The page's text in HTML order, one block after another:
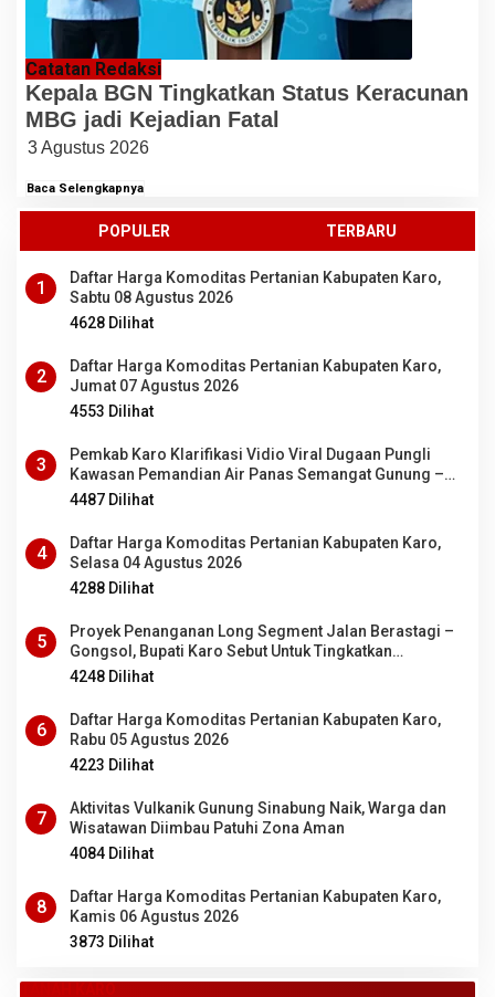
Catatan Redaksi
Kepala BGN Tingkatkan Status Keracunan
MBG jadi Kejadian Fatal
3 Agustus 2026
Baca Selengkapnya
POPULER TERBARU
1
Daftar Harga Komoditas Pertanian Kabupaten Karo,
Sabtu 08 Agustus 2026
4628 Dilihat
2
Daftar Harga Komoditas Pertanian Kabupaten Karo,
Jumat 07 Agustus 2026
4553 Dilihat
3
Pemkab Karo Klarifikasi Vidio Viral Dugaan Pungli
Kawasan Pemandian Air Panas Semangat Gunung –
Doulu
4487 Dilihat
4
Daftar Harga Komoditas Pertanian Kabupaten Karo,
Selasa 04 Agustus 2026
4288 Dilihat
5
Proyek Penanganan Long Segment Jalan Berastagi –
Gongsol, Bupati Karo Sebut Untuk Tingkatkan
Kenyamanan Wisata, Pertanian dan Perekonomian
4248 Dilihat
6
Daftar Harga Komoditas Pertanian Kabupaten Karo,
Rabu 05 Agustus 2026
4223 Dilihat
7
Aktivitas Vulkanik Gunung Sinabung Naik, Warga dan
Wisatawan Diimbau Patuhi Zona Aman
4084 Dilihat
8
Daftar Harga Komoditas Pertanian Kabupaten Karo,
Kamis 06 Agustus 2026
3873 Dilihat
TANAH KARO